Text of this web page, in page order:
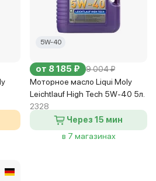
5W-40
от 8 185 ₽ 9 004 ₽
Моторное масло Liqui Moly
Leichtlauf High Tech 5W-40 5л.
2328
Через 15 мин
в 7 магазинах